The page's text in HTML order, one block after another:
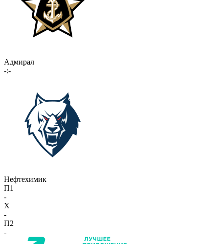
Адмирал
-:-
Нефтехимик
П1
-
X
-
П2
-